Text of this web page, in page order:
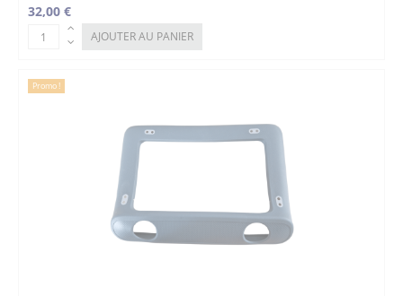
32,00 €
AJOUTER AU PANIER
Promo !